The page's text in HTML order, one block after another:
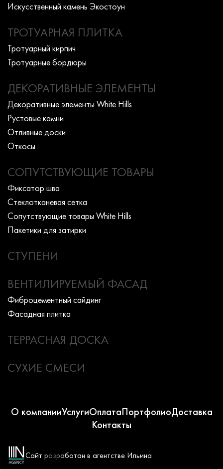
Искусcтвенный камень Экостоун
ТРОТУАРНАЯ ПЛИТКА
Тротуарный кирпич
Тротуарные бордюры
ДЕКОРАТИВНЫЕ ЭЛЕМЕНТЫ
Декоративные элементы White Hills
Рустовые камни
Отливные доски
Откосы
СОПУТСТВУЮЩИЕ ТОВАРЫ
Фиксатор шва
Стеклотканевая сетка
Сопутствующие товары White Hills
Пакетики для затирки
СТУПЕНИ
ВЕНТИЛИРУЕМЫЙ ФАСАД
Фиброцементный сайдинг
Фасадная плитка
ТЕРРАСНАЯ ДОСКА
СУХИЕ СМЕСИ
О компанииУслугиОплатаПортфолиоДоставка
Контакты
Сайт разработан в агентстве Ильина